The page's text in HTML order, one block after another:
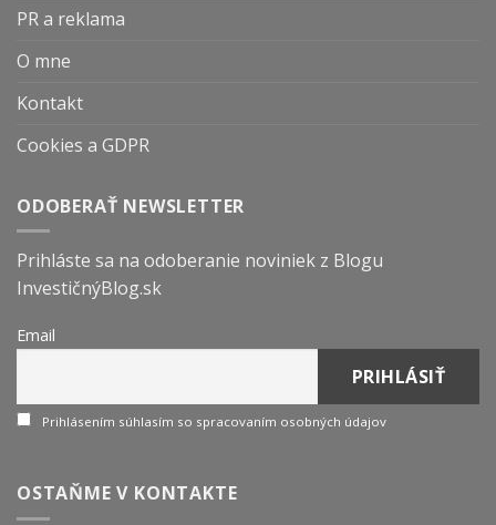
PR a reklama
O mne
Kontakt
Cookies a GDPR
ODOBERAŤ NEWSLETTER
Prihláste sa na odoberanie noviniek z Blogu
InvestičnýBlog.sk
Email
Prihlásením súhlasím so spracovaním osobných údajov
OSTAŇME V KONTAKTE